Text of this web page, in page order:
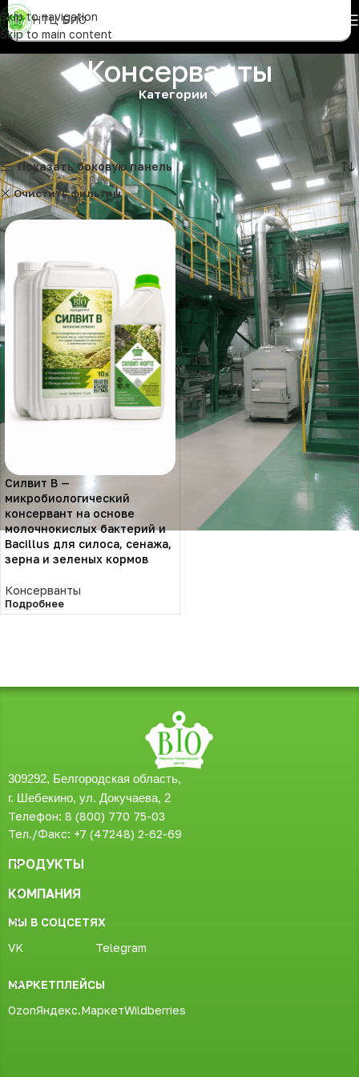
Skip to navigation
Skip to main content
НТЦ БИО
Консерванты
Категории
Отображение единственного товара
Показать боковую панель
Очистить фильтры Консерванты
Силвит В —
микробиологический
консервант на основе
молочнокислых бактерий и
Bacillus для силоса, сенажа,
зерна и зеленых кормов
Консерванты
Подробнее
309292, Белгородская область,
г. Шебекино, ул. Докучаева, 2
Телефон: 8 (800) 770 75-03
Тел./Факс: +7 (47248) 2-62-69
ПРОДУКТЫ
КОМПАНИЯ
МЫ В СОЦСЕТЯХ
VK
Telegram
МАРКЕТПЛЕЙСЫ
OzonЯндекс.МаркетWildberries